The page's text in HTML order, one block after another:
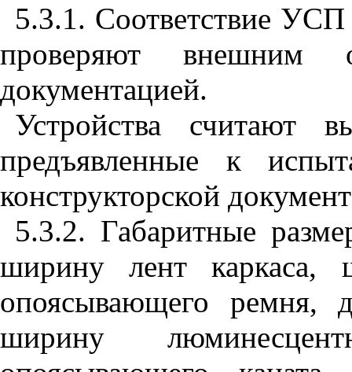
5.3.1. Соответствие УСП
проверяют
документацией.
Устройства считают
предъявленные к
конструкторской
5.3.2. Габаритные
ширину лент
опоясывающего ремня,
ширину